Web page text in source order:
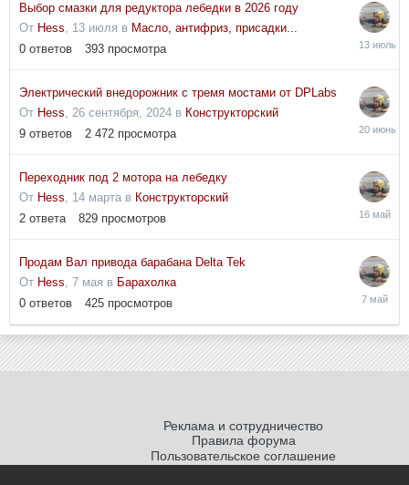
Выбор смазки для редуктора лебедки в 2026 году
От Hess, 13 июля в Масло, антифриз, присадки...
0 ответов 393 просмотра
13
Электрический внедорожник с тремя мостами от DPLabs
От Hess, 26 сентября, 2024 в Конструкторский
9 ответов 2 472 просмотра
20
Переходник под 2 мотора на лебедку
От Hess, 14 марта в Конструкторский
2 ответа 829 просмотров
16
Продам Вал привода барабана Delta Tek
От Hess, 7 мая в Барахолка
0 ответов 425 просмотров
7
Реклама и сотрудничество
Правила форума
Пользовательское соглашение